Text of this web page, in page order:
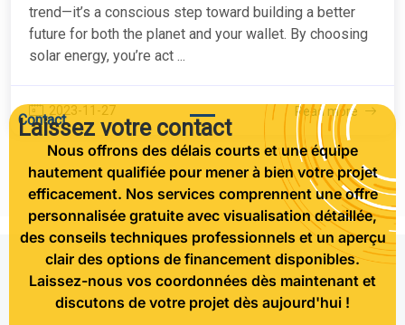
trend—it’s a conscious step toward building a better
future for both the planet and your wallet. By choosing
solar energy, you’re act ...
2023-11-27 Read more
Contact
Laissez votre contact
Nous offrons des délais courts et une équipe
hautement qualifiée pour mener à bien votre projet
efficacement. Nos services comprennent une offre
personnalisée gratuite avec visualisation détaillée,
des conseils techniques professionnels et un aperçu
clair des options de financement disponibles.
Laissez-nous vos coordonnées dès maintenant et
discutons de votre projet dès aujourd'hui !